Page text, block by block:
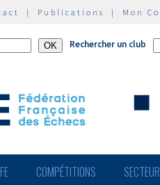
| Publications | Mon
Rechercher un club
COMPÉTITIONS